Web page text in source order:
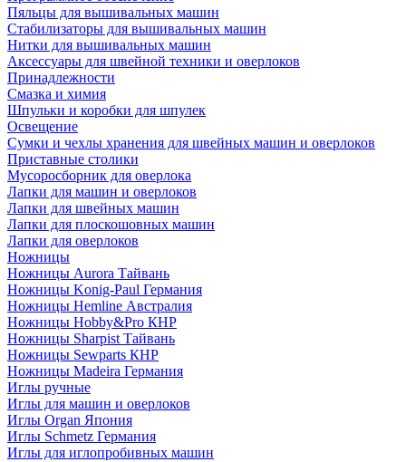
Пяльцы для вышивальных машин
Стабилизаторы для вышивальных машин
Нитки для вышивальных машин
Аксессуары для швейной техники и оверлоков
Принадлежности
Смазка и химия
Шпульки и коробки для шпулек
Освещение
Сумки и чехлы хранения для швейных машин и оверлоков
Приставные столики
Мусоросборник для оверлока
Лапки для машин и оверлоков
Лапки для швейных машин
Лапки для плоскошовных машин
Лапки для оверлоков
Ножницы
Ножницы Aurora Тайвань
Ножницы Konig-Paul Германия
Ножницы Hemline Австралия
Ножницы Hobby&Pro КНР
Ножницы Sharpist Тайвань
Ножницы Sewparts КНР
Ножницы Madeira Германия
Иглы ручные
Иглы для машин и оверлоков
Иглы Organ Япония
Иглы Schmetz Германия
Иглы для иглопробивных машин